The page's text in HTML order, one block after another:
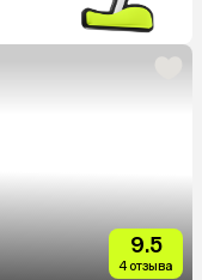
9.5
4 отзыва